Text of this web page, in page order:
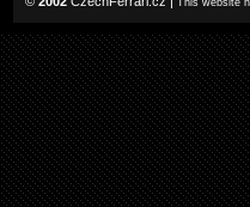
This website